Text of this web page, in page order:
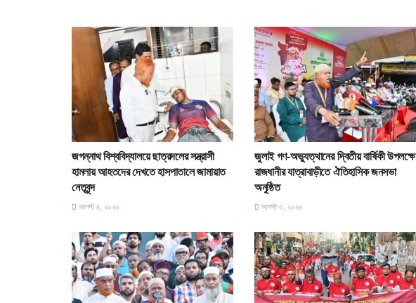
জগন্নাথ বিশ্ববিদ্যালয়ে ছাত্রদলের সন্ত্রাসী
হামলায় আহতদের দেখতে হাসপাতালে জামায়াত
নেতৃবৃন্দ
আগস্ট ৪, ২০২৬
জুলাই গণ-অভ্যুত্থানের দ্বিতীয় বার্ষিকী উপলক্ষে
রাজধানীর যাত্রাবাড়ীতে ঐতিহাসিক জনসভা
অনুষ্ঠিত
আগস্ট ৩, ২০২৬